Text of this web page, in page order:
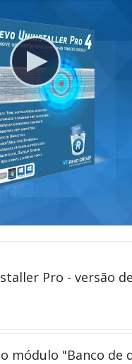
Pro - versão
módulo "Banco de